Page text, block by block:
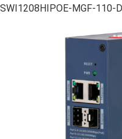
SWI1208HIPOE-MGF-110-